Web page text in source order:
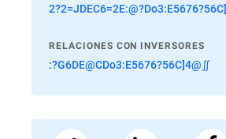
RELACIONES CON INVERSORES
:?G6DE@CDo3:E5676?56C]4@∬